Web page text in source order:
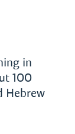
in
100
Hebrew